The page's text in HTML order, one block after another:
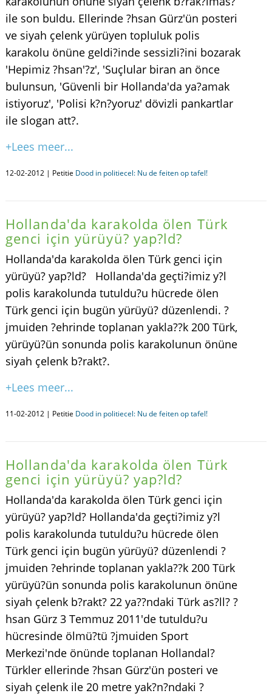
ile son buldu. Ellerinde ?hsan Gürz'ün posteri
ve siyah çelenk yürüyen topluluk polis
karakolu önüne geldi?inde sessizli?ini bozarak
'Hepimiz ?hsan'?z', 'Suçlular biran an önce
bulunsun, 'Güvenli bir Hollanda'da ya?amak
istiyoruz', 'Polisi k?n?yoruz' dövizli pankartlar
ile slogan att?.
+Lees meer...
12-02-2012 | Petitie Dood in politiecel: Nu de feiten op tafel!
Hollanda'da karakolda ölen Türk
genci için yürüyü? yap?ld?
Hollanda'da karakolda ölen Türk genci için
yürüyü? yap?ld? Hollanda'da geçti?imiz y?l
polis karakolunda tutuldu?u hücrede ölen
Türk genci için bugün yürüyü? düzenlendi. ?
jmuiden ?ehrinde toplanan yakla??k 200 Türk,
yürüyü?ün sonunda polis karakolunun önüne
siyah çelenk b?rakt?.
+Lees meer...
11-02-2012 | Petitie Dood in politiecel: Nu de feiten op tafel!
Hollanda'da karakolda ölen Türk
genci için yürüyü? yap?ld?
Hollanda'da karakolda ölen Türk genci için
yürüyü? yap?ld? Hollanda'da geçti?imiz y?l
polis karakolunda tutuldu?u hücrede ölen
Türk genci için bugün yürüyü? düzenlendi ?
jmuiden ?ehrinde toplanan yakla??k 200 Türk
yürüyü?ün sonunda polis karakolunun önüne
siyah çelenk b?rakt? 22 ya??ndaki Türk as?ll? ?
hsan Gürz 3 Temmuz 2011'de tutuldu?u
hücresinde ölmü?tü ?jmuiden Sport
Merkezi'nde önünde toplanan Hollandal?
Türkler ellerinde ?hsan Gürz'ün posteri ve
siyah çelenk ile 20 metre yak?n?ndaki ?